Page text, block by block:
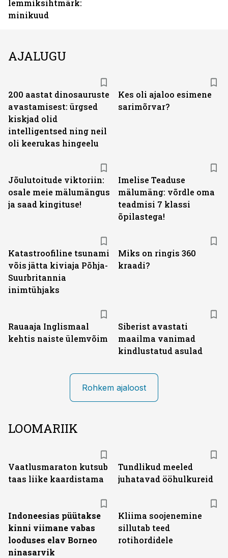
lemmiksihtmärk:
minikuud
AJALUGU
200 aastat dinosauruste
avastamisest: ürgsed
kiskjad olid
intelligentsed ning neil
oli keerukas hingeelu
Kes oli ajaloo esimene
sarimõrvar?
Jõulutoitude viktoriin:
osale meie mälumängus
ja saad kingituse!
Imelise Teaduse
mälumäng: võrdle oma
teadmisi 7 klassi
õpilastega!
Katastroofiline tsunami
võis jätta kiviaja Põhja-
Suurbritannia
inimtühjaks
Miks on ringis 360
kraadi?
Rauaaja Inglismaal
kehtis naiste ülemvõim
Siberist avastati
maailma vanimad
kindlustatud asulad
Rohkem ajaloost
LOOMARIIK
Vaatlusmaraton kutsub
taas liike kaardistama
Tundlikud meeled
juhatavad ööhulkureid
Indoneesias püütakse
kinni viimane vabas
looduses elav Borneo
ninasarvik
Kliima soojenemine
sillutab teed
rotihordidele